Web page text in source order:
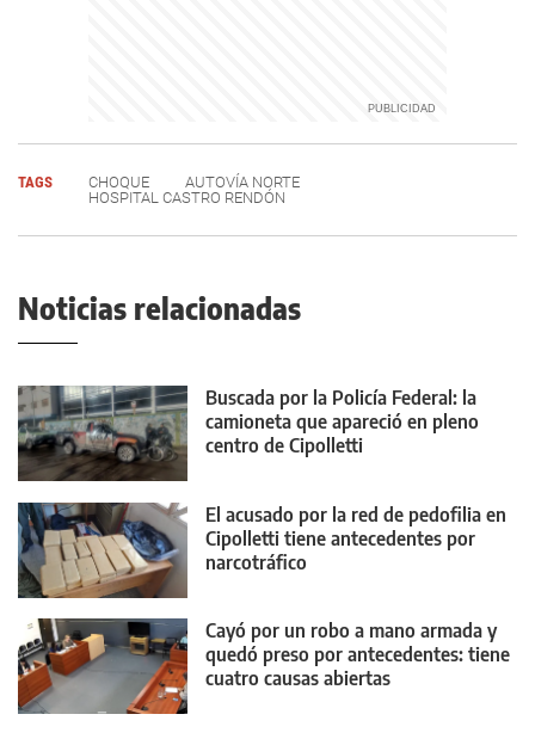
TAGS CHOQUE
AUTOVÍA NORTE
HOSPITAL CASTRO RENDÓN
Noticias relacionadas
Buscada por la Policía Federal: la
camioneta que apareció en pleno
centro de Cipolletti
El acusado por la red de pedofilia en
Cipolletti tiene antecedentes por
narcotráfico
Cayó por un robo a mano armada y
quedó preso por antecedentes: tiene
cuatro causas abiertas